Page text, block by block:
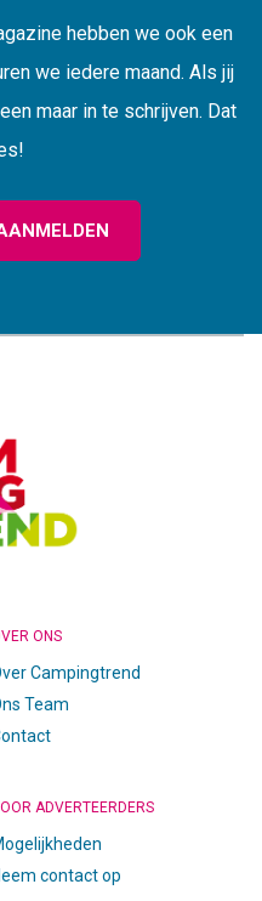
hebben we ook een
we iedere maand. Als jij
maar in te schrijven. Dat
ONS
Campingtrend
Team
ADVERTEERDERS
contact op